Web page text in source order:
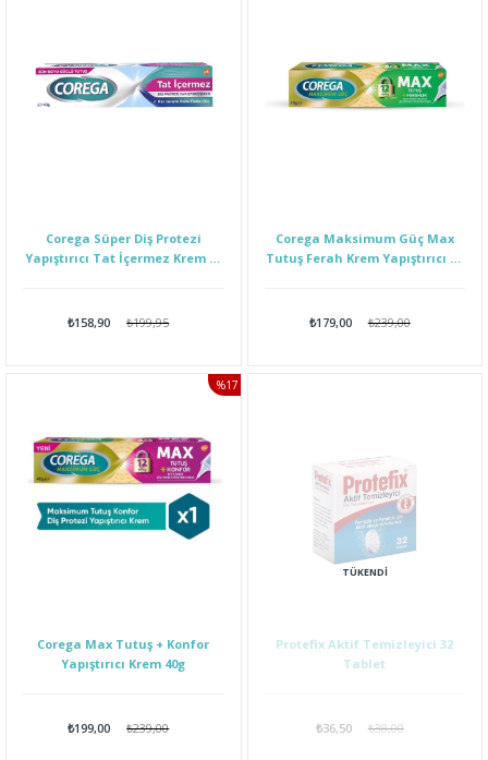
Corega Süper Diş Protezi
Yapıştırıcı Tat İçermez Krem 40
₺158,90 ₺199,95
Corega Maksimum Güç Max
Tutuş Ferah Krem Yapıştırıcı 40
₺179,00 ₺239,00
Corega Max Tutuş + Konfor
Yapıştırıcı Krem 40g
₺199,00 ₺239,00
%17
TÜKENDI
Protefix Aktif Temizleyici 32
Tablet
₺36,50 ₺38,00